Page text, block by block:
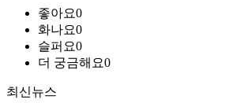
좋아요0
화나요0
슬퍼요0
더 궁금해요0
최신뉴스